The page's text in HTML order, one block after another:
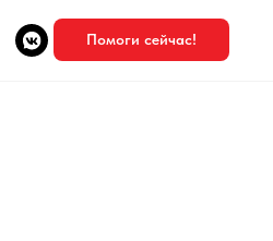
Помоги сейчас!